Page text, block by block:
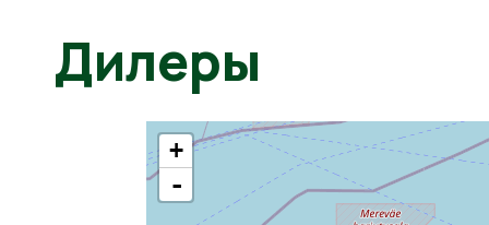
Дилеры
+
-